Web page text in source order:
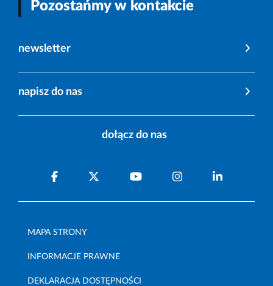
Pozostańmy w kontakcie
newsletter
napisz do nas
dołącz do nas
MAPA STRONY
INFORMACJE PRAWNE
DEKLARACJA DOSTĘPNOŚCI